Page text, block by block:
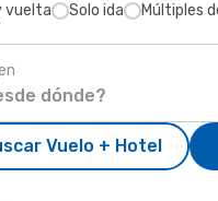
vuelta Solo ida Múltiples
Vuelo + Hotel